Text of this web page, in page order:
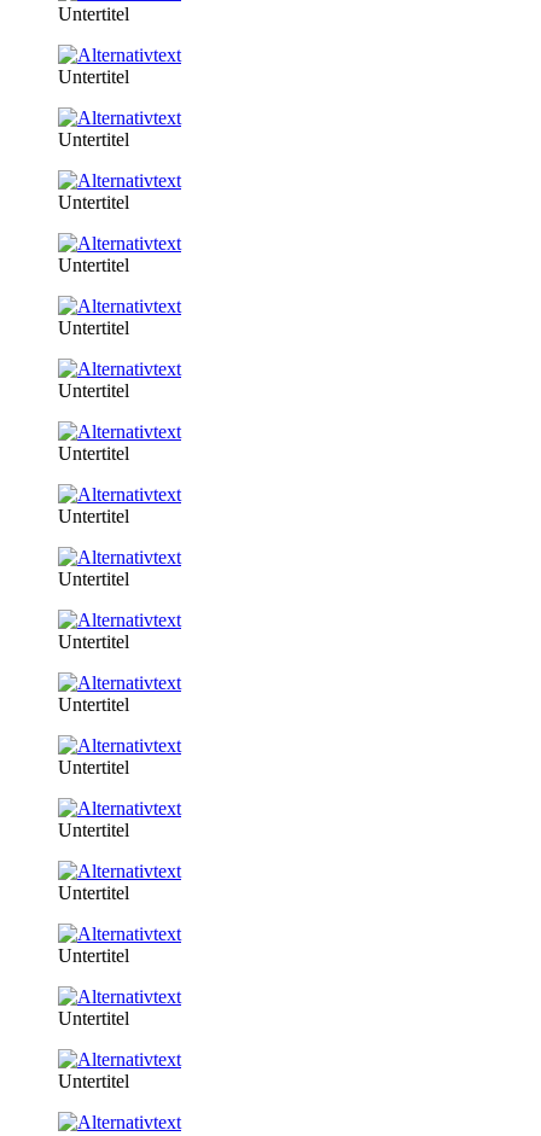
Untertitel
Untertitel
Untertitel
Untertitel
Untertitel
Untertitel
Untertitel
Untertitel
Untertitel
Untertitel
Untertitel
Untertitel
Untertitel
Untertitel
Untertitel
Untertitel
Untertitel
Untertitel